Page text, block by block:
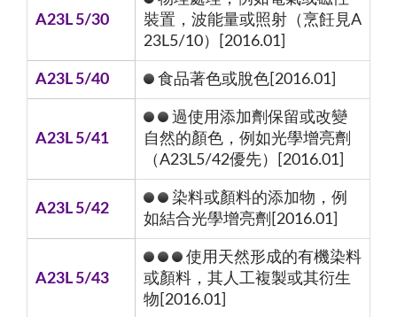
A23L 5/30
裝置，波能量或照射（烹飪見A
23L5/10）[2016.01]
A23L 5/40 食品著色或脫色[2016.01]
A23L 5/41
過使用添加劑保留或改變
自然的顏色，例如光學增亮劑
（A23L5/42優先）[2016.01]
A23L 5/42
染料或顏料的添加物，例
如結合光學增亮劑[2016.01]
A23L 5/43
使用天然形成的有機染料
或顏料，其人工複製或其衍生
物[2016.01]